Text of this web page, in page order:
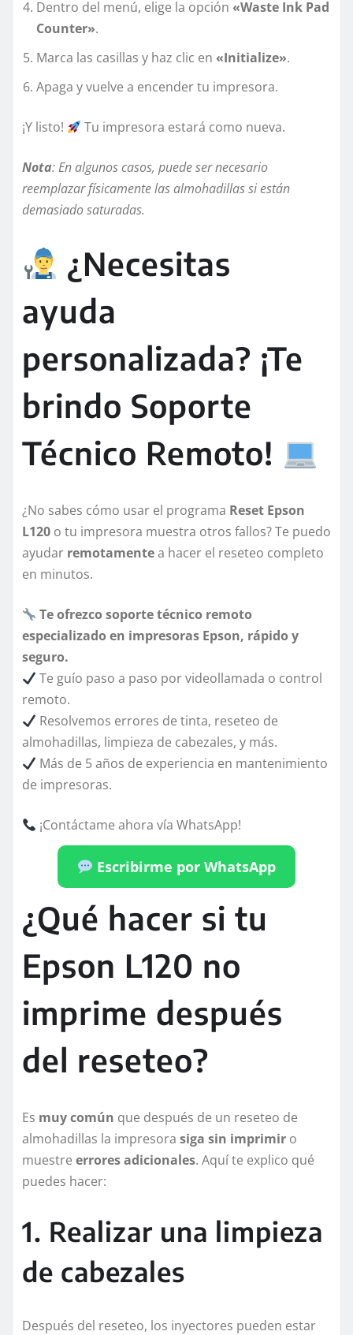
Dentro del menú, elige la opción «Waste Ink Pad
Counter».
Marca las casillas y haz clic en «Initialize».
Apaga y vuelve a encender tu impresora.
¡Y listo! Tu impresora estará como nueva.
Nota: En algunos casos, puede ser necesario
reemplazar físicamente las almohadillas si están
demasiado saturadas.
¿Necesitas
ayuda
personalizada? ¡Te
brindo Soporte
Técnico Remoto!
¿No sabes cómo usar el programa Reset Epson
L120 o tu impresora muestra otros fallos? Te puedo
ayudar remotamentea hacer el reseteo completo
en minutos.
Te ofrezco soporte técnico remoto
especializado en impresoras Epson, rápido y
seguro.
Te guío paso a paso por videollamada o control
remoto.
Resolvemos errores de tinta, reseteo de
almohadillas, limpieza de cabezales, y más.
Más de 5 años de experiencia en mantenimiento
de impresoras.
¡Contáctame ahora vía WhatsApp!
Escribirme por WhatsApp
¿Qué hacer si tu
Epson L120 no
imprime después
del reseteo?
Es muy común que después de un reseteo de
almohadillas la impresora siga sin imprimir o
muestre errores adicionales. Aquí te explico qué
puedes hacer:
1. Realizar una limpieza
de cabezales
Después del reseteo, los inyectores pueden estar